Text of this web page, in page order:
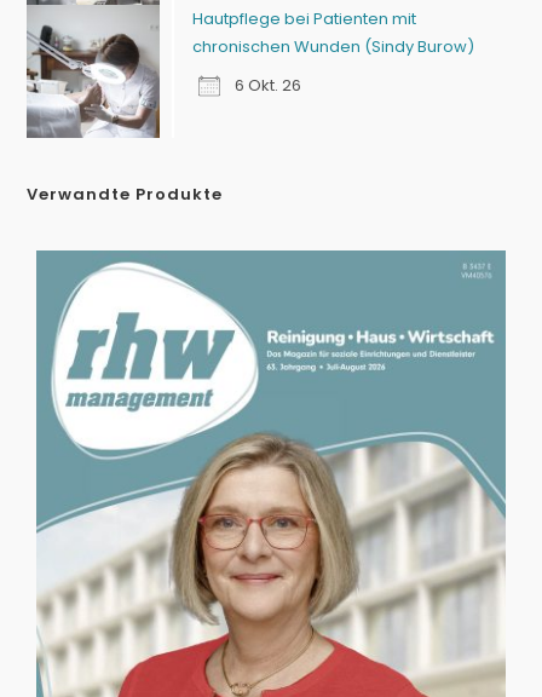
Hautpflege bei Patienten mit
chronischen Wunden (Sindy Burow)
6 Okt. 26
Verwandte Produkte